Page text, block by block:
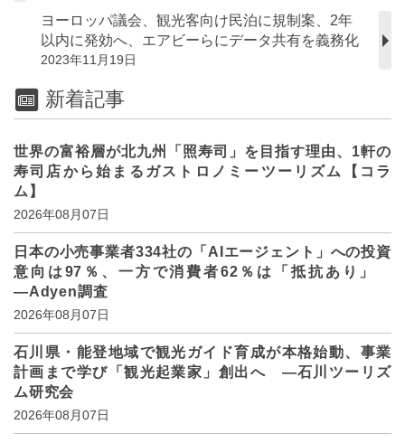
ヨーロッパ議会、観光客向け民泊に規制案、2年
以内に発効へ、エアビーらにデータ共有を義務化
2023年11月19日
新着記事
世界の富裕層が北九州「照寿司」を目指す理由、1軒の
寿司店から始まるガストロノミーツーリズム【コラ
ム】
2026年08月07日
日本の小売事業者334社の「AIエージェント」への投資
意向は97％、一方で消費者62％は「抵抗あり」
―Adyen調査
2026年08月07日
石川県・能登地域で観光ガイド育成が本格始動、事業
計画まで学び「観光起業家」創出へ ―石川ツーリズ
ム研究会
2026年08月07日